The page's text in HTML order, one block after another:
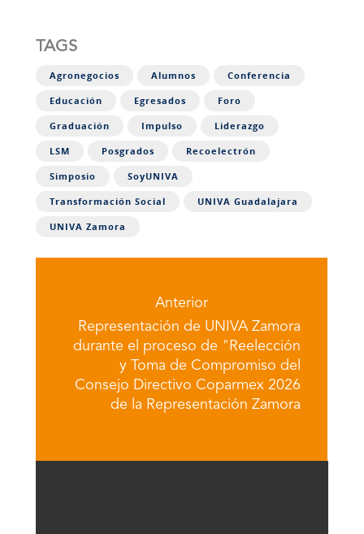
TAGS
Agronegocios Alumnos Conferencia
Educación Egresados Foro
Graduación Impulso Liderazgo
LSM Posgrados Recoelectrón
Simposio SoyUNIVA
Transformación Social UNIVA Guadalajara
UNIVA Zamora
Anterior
Representación de UNIVA Zamora
durante el proceso de "Reelección
y Toma de Compromiso del
Consejo Directivo Coparmex 2026
de la Representación Zamora